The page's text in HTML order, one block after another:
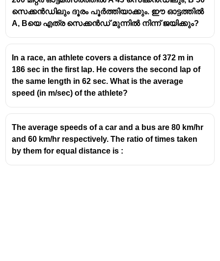
സെക്കൻഡിലും ദൂരം പൂർത്തിയാക്കും. ഈ ഓട്ടത്തിൽ
A, Bയെ എത്ര സെക്കൻഡ് മുന്നിൽ നിന്ന് ജയിക്കും?
In a race, an athlete covers a distance of 372 m in
186 sec in the first lap. He covers the second lap of
the same length in 62 sec. What is the average
speed (in m/sec) of the athlete?
The average speeds of a car and a bus are 80 km/hr
and 60 km/hr respectively. The ratio of times taken
by them for equal distance is :